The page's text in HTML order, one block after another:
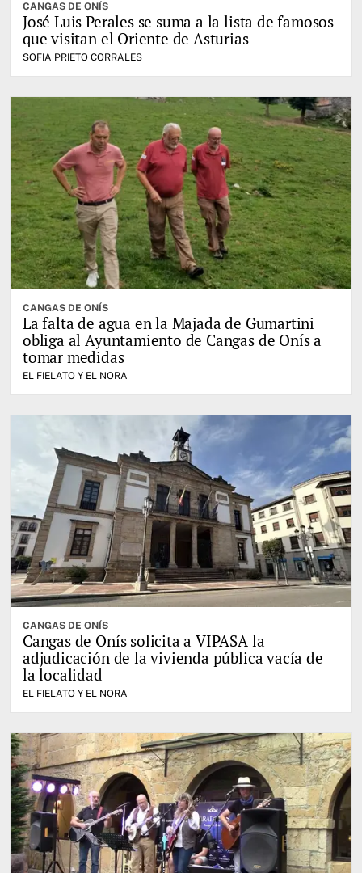
CANGAS DE ONÍS
José Luis Perales se suma a la lista de famosos
que visitan el Oriente de Asturias
SOFIA PRIETO CORRALES
CANGAS DE ONÍS
La falta de agua en la Majada de Gumartini
obliga al Ayuntamiento de Cangas de Onís a
tomar medidas
EL FIELATO Y EL NORA
CANGAS DE ONÍS
Cangas de Onís solicita a VIPASA la
adjudicación de la vivienda pública vacía de
la localidad
EL FIELATO Y EL NORA